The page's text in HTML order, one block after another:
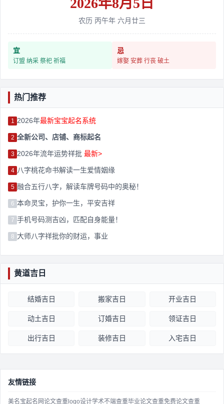
2026年8月5日
农历 丙午年 六月廿三
宜
订盟 纳采 祭祀 祈福
忌
嫁娶 安葬 行丧 破土
热门推荐
1 2026年最新宝宝起名系统
2 全新公司、店铺、商标起名
3 2026年流年运势祥批 最新>
4 八字桃花命书解读一生爱情姻缘
5 融合五行八字，解读车牌号码中的奥秘！
6 本命灵宝，护你一生，平安吉祥
7 手机号码测吉凶，匹配自身能量！
8 大师八字祥批你的财运，事业
黄道吉日
结婚吉日 搬家吉日 开业吉日
动土吉日 订婚吉日 领证吉日
出行吉日 装修吉日 入宅吉日
友情链接
美名宝起名网论文查重 logo设计学术不端查重毕业论文查重免费论文查重